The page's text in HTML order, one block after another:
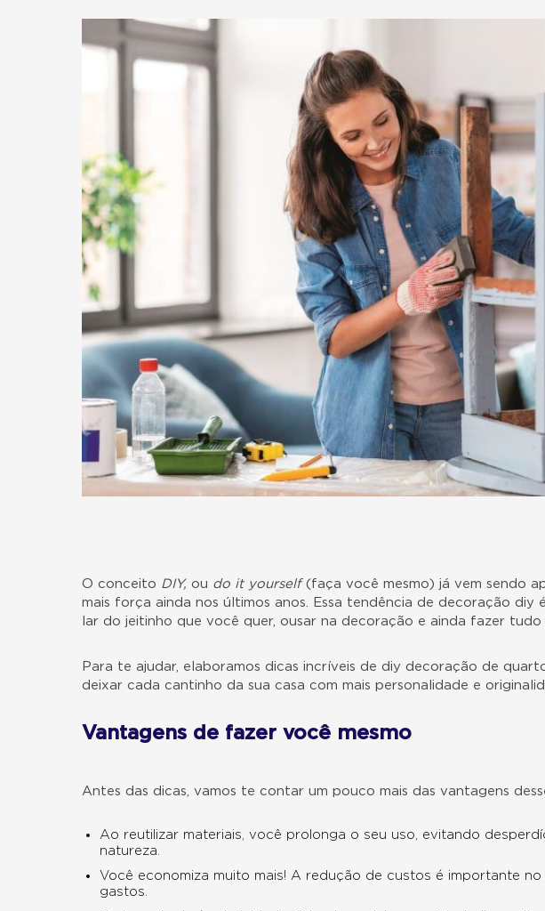
O conceito DIY, ou do it yourself (faça você mesmo) já vem sendo
mais força ainda nos últimos anos. Essa tendência de decoração diy
lar do jeitinho que você quer, ousar na decoração e ainda fazer
Para te ajudar, elaboramos dicas incríveis de diy decoração de
deixar cada cantinho da sua casa com mais personalidade e
Vantagens de fazer você mesmo
Antes das dicas, vamos te contar um pouco mais das vantagens
Ao reutilizar materiais, você prolonga o seu uso, evitando
natureza.
Você economiza muito mais! A redução de custos é importante
gastos.